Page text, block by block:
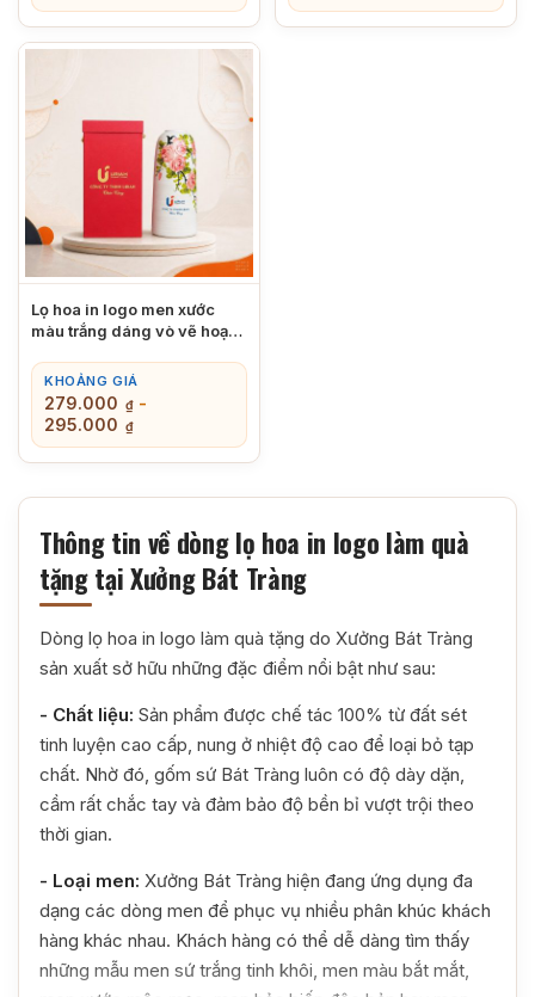
Lọ hoa in logo men xước
màu trắng dáng vò vẽ hoạ
31cm XBT-LH05
KHOẢNG GIÁ
279.000 ₫ -
295.000 ₫
Thông tin về dòng lọ hoa in logo làm quà
tặng tại Xưởng Bát Tràng
Dòng lọ hoa in logo làm quà tặng do Xưởng Bát Tràng
sản xuất sở hữu những đặc điểm nổi bật như sau:
- Chất liệu: Sản phẩm được chế tác 100% từ đất sét
tinh luyện cao cấp, nung ở nhiệt độ cao để loại bỏ tạp
chất. Nhờ đó, gốm sứ Bát Tràng luôn có độ dày dặn,
cầm rất chắc tay và đảm bảo độ bền bỉ vượt trội theo
thời gian.
- Loại men: Xưởng Bát Tràng hiện đang ứng dụng đa
dạng các dòng men để phục vụ nhiều phân khúc khách
hàng khác nhau. Khách hàng có thể dễ dàng tìm thấy
những mẫu men sứ trắng tinh khôi, men màu bắt mắt,